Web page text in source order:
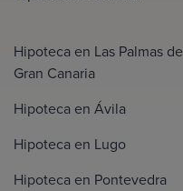
Hipoteca en Las Palmas de
Gran Canaria
Hipoteca en Ávila
Hipoteca en Lugo
Hipoteca en Pontevedra